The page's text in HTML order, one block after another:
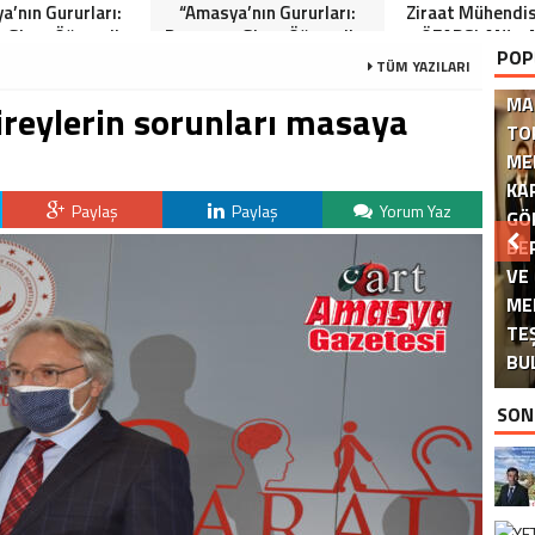
Gururları:
Öğrenciler
“Amasya’nın Gururları:
Dereceye Giren Öğrenciler
Ziraat
Kandili
TÜM YAZILARI
sorunları masaya
Paylaş Paylaş Yorum Yaz
VE